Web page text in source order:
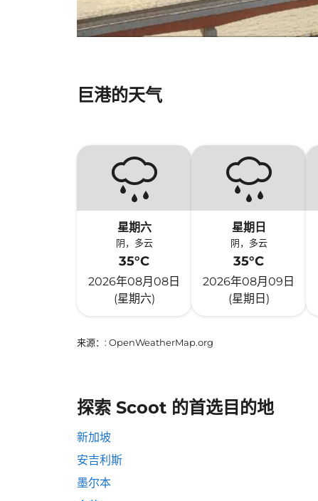
巨港的天气
星期六
阴，多云
35°C
2026年08月08日
(星期六)
星期日
阴，多云
35°C
2026年08月09日
(星期日)
来源： : OpenWeatherMap.org
探索 Scoot 的首选目的地
新加坡
安吉利斯
墨尔本